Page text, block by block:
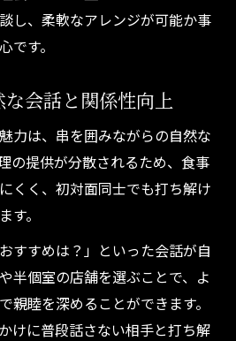
し、柔軟なアレンジが可能か事
です。
会話と関係性向上
力は、串を囲みながらの自然な
の提供が分散されるため、食事
くく、初対面同士でも打ち解け
す。
すすめは？」といった会話が自
半個室の店舗を選ぶことで、よ
親睦を深めることができます。
けに普段話さない相手と打ち解